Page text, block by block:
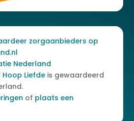
Liefde is gewaardeerd
of plaats een